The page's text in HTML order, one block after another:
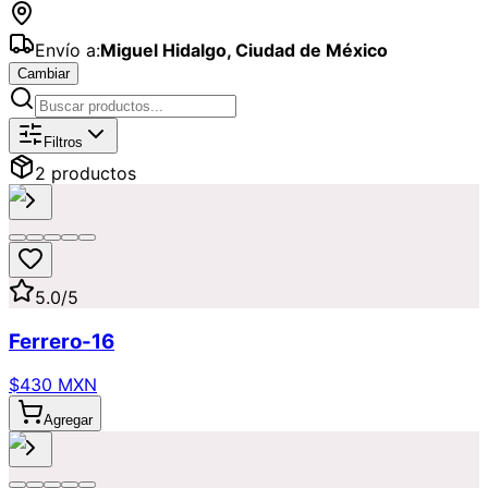
Envío a:Miguel Hidalgo, Ciudad de México
Cambiar
Catálogo dePostres
Filtros
2 productos
5.0/5
Ferrero-16
$430 MXN
Agregar